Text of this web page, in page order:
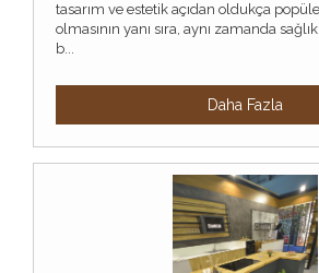
tasarım ve estetik açıdan oldukça
olmasının yanı sıra, aynı zamanda
b...
Daha Fazla